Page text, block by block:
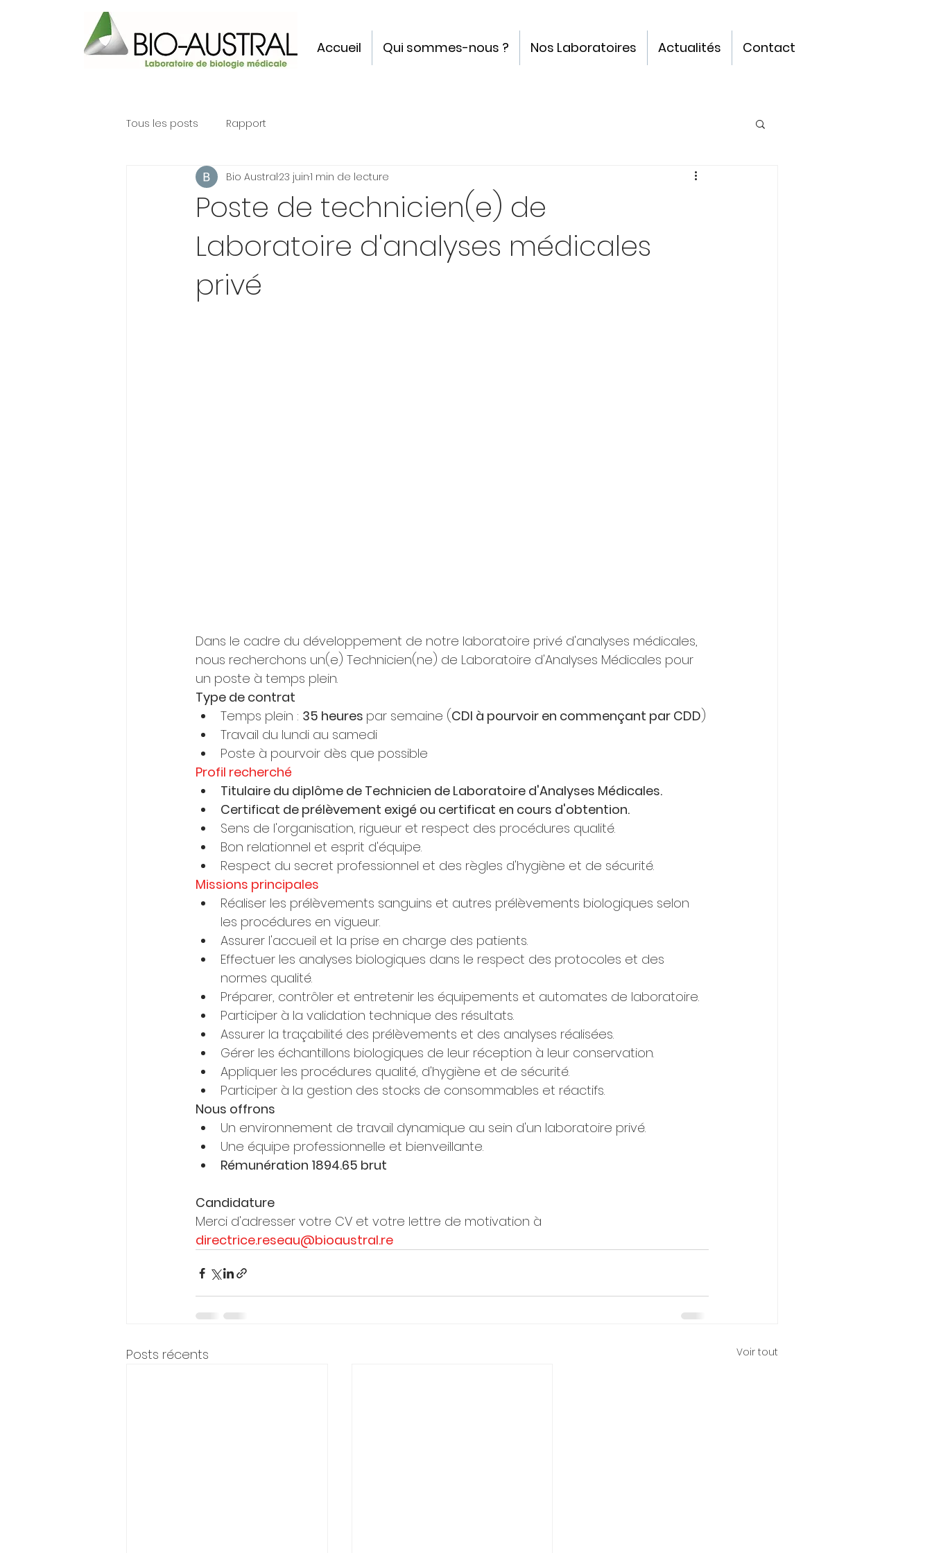
Accueil Qui sommes-nous ? Nos Laboratoires Actualités Contact
Tous les posts Rapport
Poste de technicien(e) de
Laboratoire d'analyses médicales
privé
Bio Austral23 juin1 min de lecture
Dans le cadre du développement de notre laboratoire privé d'analyses médicales,
nous recherchons un(e) Technicien(ne) de Laboratoire d'Analyses Médicales pour
un poste à temps plein.
Type de contrat
Temps plein : 35 heures par semaine (CDI à pourvoir en commençant par CDD)
Travail du lundi au samedi
Poste à pourvoir dès que possible
Profil recherché
Titulaire du diplôme de Technicien de Laboratoire d'Analyses Médicales.
Certificat de prélèvement exigé ou certificat en cours d'obtention.
Sens de l'organisation, rigueur et respect des procédures qualité.
Bon relationnel et esprit d'équipe.
Respect du secret professionnel et des règles d'hygiène et de sécurité.
Missions principales
Réaliser les prélèvements sanguins et autres prélèvements biologiques selon
les procédures en vigueur.
Assurer l'accueil et la prise en charge des patients.
Effectuer les analyses biologiques dans le respect des protocoles et des
normes qualité.
Préparer, contrôler et entretenir les équipements et automates de laboratoire.
Participer à la validation technique des résultats.
Assurer la traçabilité des prélèvements et des analyses réalisées.
Gérer les échantillons biologiques de leur réception à leur conservation.
Appliquer les procédures qualité, d'hygiène et de sécurité.
Participer à la gestion des stocks de consommables et réactifs.
Nous offrons
Un environnement de travail dynamique au sein d'un laboratoire privé.
Une équipe professionnelle et bienveillante.
Rémunération 1894.65 brut
Candidature
Merci d'adresser votre CV et votre lettre de motivation à
directrice.reseau@bioaustral.re
Posts récents Voir tout